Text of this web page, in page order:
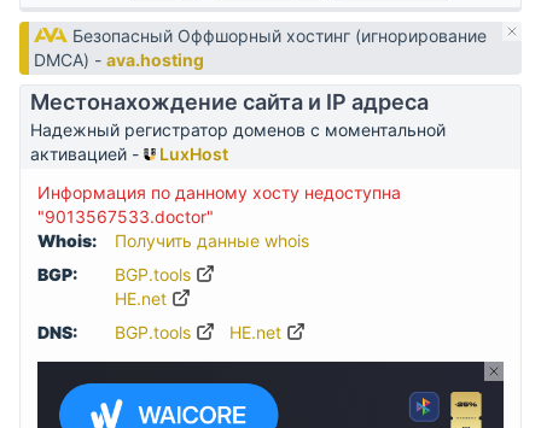
Безопасный Оффшорный хостинг (игнорирование
DMCA) - ava.hosting
Местонахождение сайта и IP адреса
Надежный регистратор доменов с моментальной
активацией -
LuxHost
Информация по данному хосту недоступна
"9013567533.doctor"
Whois:
Получить данные whois
BGP:
BGP.tools
HE.net
DNS:
BGP.tools HE.net